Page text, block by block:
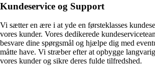
Kundeservice og Support
Vi sætter en ære i at yde en førsteklasses
vores kunder. Vores dedikerede
besvare dine spørgsmål og hjælpe dig med
måtte have. Vi stræber efter at opbygge
vores kunder og sikre deres fulde tilfredshed.